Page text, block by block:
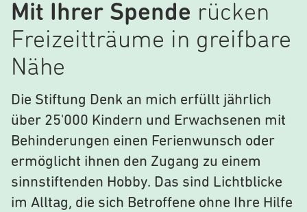
Mit Ihrer Spende rücken
Freizeitträume in greifbare
Nähe
Die Stiftung Denk an mich erfüllt jährlich
über 25'000 Kindern und Erwachsenen mit
Behinderungen einen Ferienwunsch oder
ermöglicht ihnen den Zugang zu einem
sinnstiftenden Hobby. Das sind Lichtblicke
im Alltag, die sich Betroffene ohne Ihre Hilfe